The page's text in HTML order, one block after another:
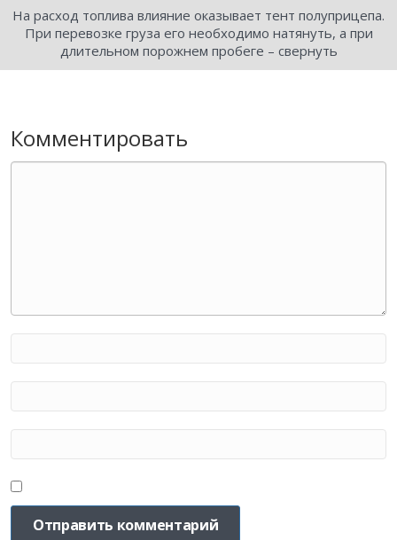
На расход топлива влияние оказывает тент полуприцепа.
При перевозке груза его необходимо натянуть, а при
длительном порожнем пробеге – свернуть
Комментировать